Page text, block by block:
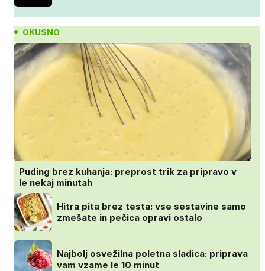
OKUSNO
Puding brez kuhanja: preprost trik za pripravo v
le nekaj minutah
Hitra pita brez testa: vse sestavine samo
zmešate in pečica opravi ostalo
Najbolj osvežilna poletna sladica: priprava
vam vzame le 10 minut